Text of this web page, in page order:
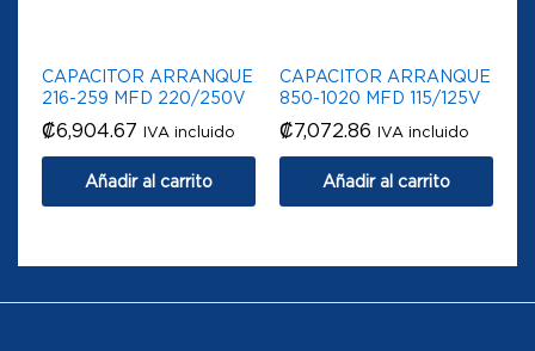
CAPACITOR ARRANQUE
216-259 MFD 220/250V
₡6,904.67 IVA incluido
Añadir al carrito
CAPACITOR ARRANQUE
850-1020 MFD 115/125V
₡7,072.86 IVA incluido
Añadir al carrito